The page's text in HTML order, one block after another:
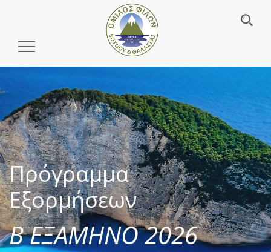
Toggle
Πρόγραμμα
Εξορμήσεων
Β ΕΞΑΜΗΝΟ 2026